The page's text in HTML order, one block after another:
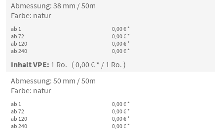
Abmessung: 38 mm / 50m
Farbe: natur
ab 1
0,00 € *
ab 72
0,00 € *
ab 120
0,00 € *
ab 240
0,00 € *
Inhalt VPE: 1 Ro. ( 0,00 € * / 1 Ro. )
Abmessung: 50 mm / 50m
Farbe: natur
ab 1
0,00 € *
ab 72
0,00 € *
ab 120
0,00 € *
ab 240
0,00 € *